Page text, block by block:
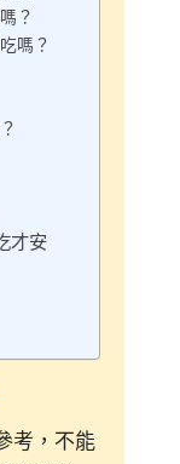
？
嗎？
才安
考，不能